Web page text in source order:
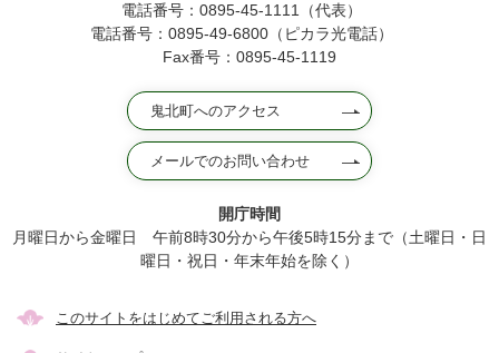
電話番号：0895-45-1111（代表）
電話番号：0895-49-6800（ピカラ光電話）
Fax番号：0895-45-1119
鬼北町へのアクセス
メールでのお問い合わせ
開庁時間
月曜日から金曜日 午前8時30分から午後5時15分まで（土曜日・日
曜日・祝日・年末年始を除く）
このサイトをはじめてご利用される方へ